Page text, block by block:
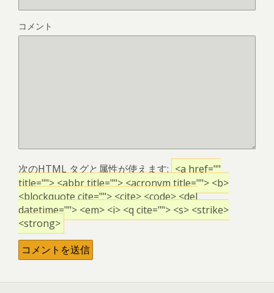
コメント
次のHTML タグと属性が使えます: <a href=""
title=""> <abbr title=""> <acronym title=""> <b>
<blockquote cite=""> <cite> <code> <del
datetime=""> <em> <i> <q cite=""> <s> <strike>
<strong>